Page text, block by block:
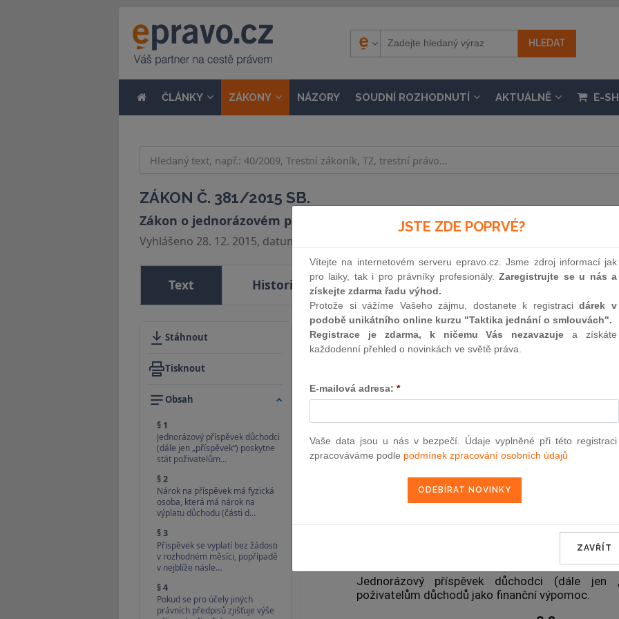
ČLÁNKY ZÁKONY NÁZORY SOUDNÍ ROZHODNUTÍ AKTUÁLNĚ E-
ZÁKON Č. 381/2015 SB.
Zákon o jednorázovém příspěvku důchodci
Vyhlášeno 28. 12. 2015, datum účinnosti 28. 12. 2015, částka 161 / 2015
Text Historie Souvislosti
Stáhnout
Tisknout
Obsah
§ 1
Jednorázový příspěvek důchodci
(dále jen „příspěvek“) poskytne
stát poživatelům…
§ 2
Nárok na příspěvek má fyzická
osoba, která má nárok na
výplatu důchodu (části d…
§ 3
Příspěvek se vyplatí bez žádosti
v rozhodném měsíci, popřípadě
v nejblíže násle…
§ 4
Pokud se pro účely jiných
právních předpisů zjišťuje výše
Aktuální zněníod 28. 12. 2015
ze dne 10. prosince 2015
o jednorázovém příspěvku
Parlament se usnesl na tomto zákoně České
Jednorázový příspěvek důchodci (dále jen
poživatelům důchodů jako finanční výpomoc.
JSTE ZDE POPRVÉ?
Vítejte na internetovém serveru epravo.cz. Jsme zdroj informací jak
pro laiky, tak i pro právníky profesionály.Zaregistrujte se u nás a
získejte zdarma řadu výhod.
Protože si vážíme Vašeho zájmu, dostanete k registracidárek v
podobě unikátního online kurzu "Taktika jednání o smlouvách".
Registrace je zdarma, k ničemu Vás nezavazuje a získáte
každodenní přehled o novinkách ve světě práva.
E-mailová adresa: *
Vaše data jsou u nás v bezpečí. Údaje vyplněné při této registraci
zpracováváme podle podmínek zpracování osobních údajů
ZAVŘÍT